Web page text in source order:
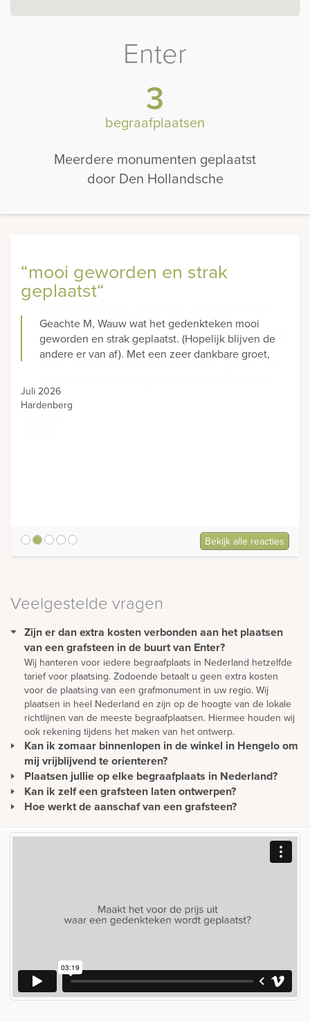
Enter
3
begraafplaatsen
Meerdere monumenten geplaatst
door Den Hollandsche
Bekijk alle reacties
“mooi geworden en strak
geplaatst“
Geachte M, Wauw wat het gedenkteken mooi
geworden en strak geplaatst. (Hopelijk blijven de
andere er van af). Met een zeer dankbare groet,
Juli 2026
Hardenberg
Veelgestelde vragen
Zijn er dan extra kosten verbonden aan het plaatsen
van een grafsteen in de buurt van Enter?
Wij hanteren voor iedere begraafplaats in Nederland hetzelfde
tarief voor plaatsing. Zodoende betaalt u geen extra kosten
voor de plaatsing van een grafmonument in uw regio. Wij
plaatsen in heel Nederland en zijn op de hoogte van de lokale
richtlijnen van de meeste begraafplaatsen. Hiermee houden wij
ook rekening tijdens het maken van het ontwerp.
Kan ik zomaar binnenlopen in de winkel in Hengelo om
mij vrijblijvend te orienteren?
U kunt gewoon langskomen om rustig ideeën op te doen en te
oriënteren. Wilt u advies? Dan is het verstandig om een afspraak
te maken. Zo hoeft u niet onnodig te wachten en wordt u direct
Plaatsen jullie op elke begraafplaats in Nederland?
Wij plaatsen monumenten zonder extra kosten in heel
Nederland. Daarnaast plaatsen we monumenten in overleg ook
team van vakmensen plaatst alle soorten monumenten volgens
hoge kwaliteitseisen. Zij brengen vrijwel iedere week een
bezoek aan uw regio en zijn dus zeer regelmatig bij u in buurt.
Kan ik zelf een grafsteen laten ontwerpen?
Een mooie en persoonlijke grafsteen moet natuurlijk eerst
eigen ontwerp een gedenkteken te realiseren maar u kunt er
natuurlijk ook voor kiezen om het ontwerp geheel vrijblijvend
en gratis door onze adviseurs te laten maken. We staan open
Hoe werkt de aanschaf van een grafsteen?
orieëntatie. Daarna verwerken wij ideeën die u heeft in een
digitaal voorstel. Na goedkeuring onderhouden wij contact met